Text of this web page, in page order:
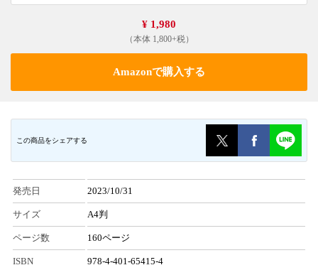
¥ 1,980
（本体 1,800+税）
Amazonで購入する
この商品をシェアする
発売日 2023/10/31
サイズ A4判
ページ数 160ページ
ISBN 978-4-401-65415-4